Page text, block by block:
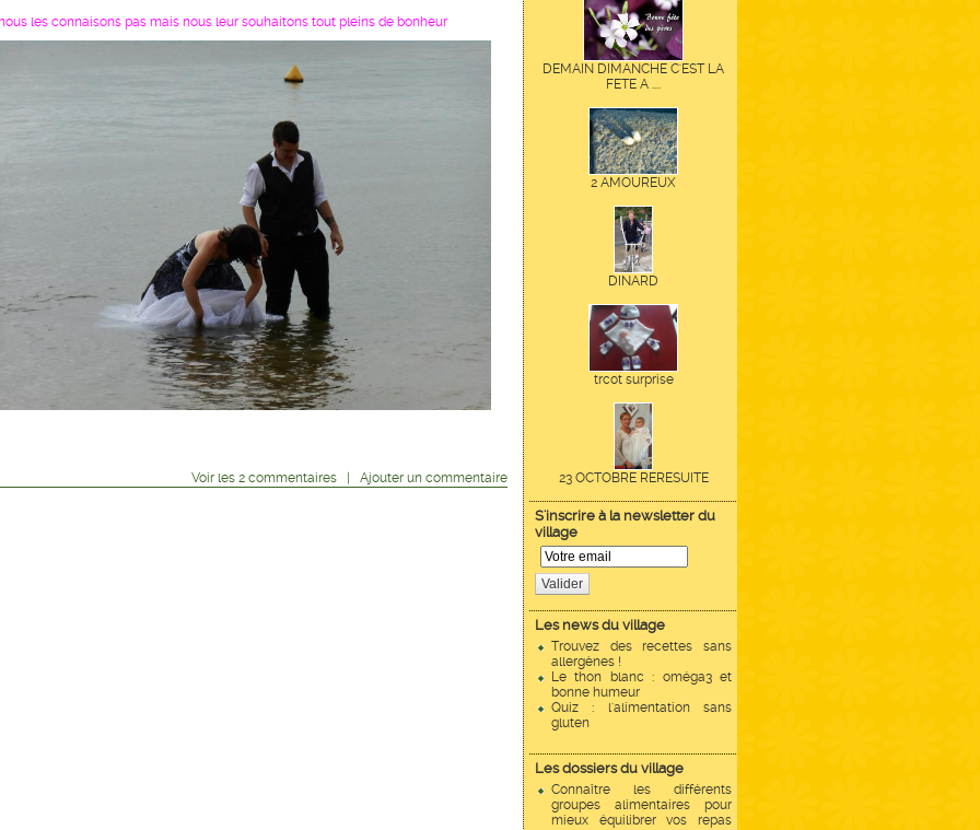
DEMAIN DIMANCHE C'EST LA
FETE A ....
2 AMOUREUX
DINARD
trcot surprise
23 OCTOBRE RERESUITE
S'inscrire à la newsletter du
village
Valider
Les news du village
Trouvez des recettes sans
allergènes !
Le thon blanc : oméga3 et
bonne humeur
Quiz : l'alimentation sans
gluten
Les dossiers du village
Connaître les différents
groupes alimentaires pour
mieux équilibrer vos repas
les connaisons pas mais nous leur souhaitons tout pleins de bonheur
Voir les 2 commentaires | Ajouter un commentaire